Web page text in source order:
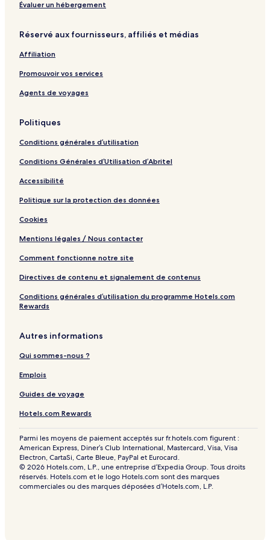
v
n
t
e
t
.
S
e
p
2
3
e
-
e
l
l
P
a
n
2
1
0
k
i
l
p
e
s
Évaluer un hébergement
Réservé aux fournisseurs, affiliés et médias
Affiliation
Promouvoir vos services
Agents de voyages
Politiques
Conditions générales d’utilisation
Conditions Générales d’Utilisation d’Abritel
Accessibilité
Politique sur la protection des données
Cookies
Mentions légales / Nous contacter
Comment fonctionne notre site
Directives de contenu et signalement de contenus
Conditions générales d’utilisation du programme Hotels.com
Rewards
Autres informations
Qui sommes-nous ?
Emplois
Guides de voyage
Hotels.com Rewards
Parmi les moyens de paiement acceptés sur fr.hotels.com figurent :
American Express, Diner’s Club International, Mastercard, Visa, Visa
Electron, CartaSi, Carte Bleue, PayPal et Eurocard.
© 2026 Hotels.com, L.P., une entreprise d’Expedia Group. Tous droits
réservés. Hotels.com et le logo Hotels.com sont des marques
commerciales ou des marques déposées d’Hotels.com, L.P.